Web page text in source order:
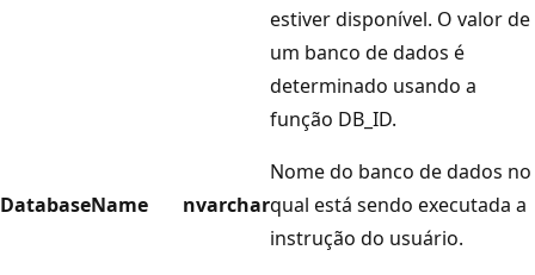
estiver disponível. O valor de
um banco de dados é
determinado usando a
função DB_ID.
DatabaseName nvarchar
Nome do banco de dados no
qual está sendo executada a
instrução do usuário.